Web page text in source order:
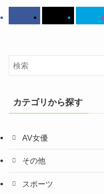
カテゴリから探す
AV女優
その他
スポーツ